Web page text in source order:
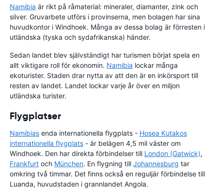
Namibia är rikt på råmaterial: mineraler, diamanter, zink och
silver. Gruvarbete utförs i provinserna, men bolagen har sina
huvudkontor i Windhoek. Många av dessa bolag är förresten i
utländska (tyska och sydafrikanska) händer.
Sedan landet blev självständigt har turismen börjat spela en
allt viktigare roll för ekonomin. Namibia lockar många
ekoturister. Staden drar nytta av att den är en inkörsport till
resten av landet. Landet lockar varje år över en miljon
utländska turister.
Flygplatser
Namibias enda internationella flygplats - Hosea Kutakos
internationella flygplats - är belägen 4,5 mil väster om
Windhoek. Den har direkta förbindelser till London (Gatwick),
Frankfurt och München. En flygning till Johannesburg tar
omkring två timmar. Det finns också en reguljär förbindelse till
Luanda, huvudstaden i grannlandet Angola.